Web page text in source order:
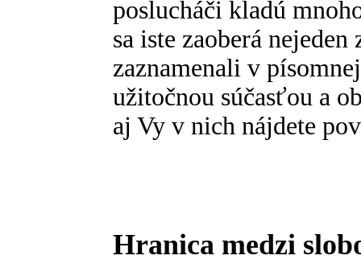
poslucháči kladú
sa iste zaoberá
zaznamenali v
užitočnou súčasťou a
aj Vy v nich nájdete
Hranica medzi